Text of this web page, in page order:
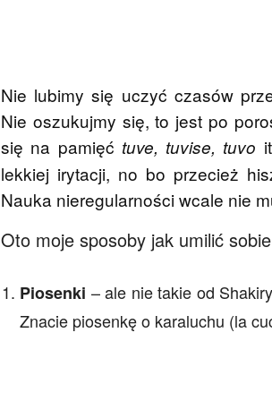
Nie lubimy się uczyć czasów
Nie oszukujmy się, to jest po
się na pamięć tuve, tuvise, tuvo
lekkiej irytacji, no bo przecież
Nauka nieregularności wcale nie
Oto moje sposoby jak umilić
Piosenki – ale nie takie od
Znacie piosenkę o karaluchu (la
Hiszpański kubek – Zawijas